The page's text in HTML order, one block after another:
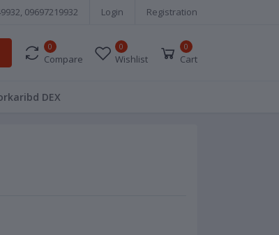
09697219932 Login Registration
0
Compare
0
Wishlist
0
Cart
DEX